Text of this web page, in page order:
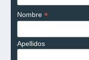
Nombre *
Apellidos